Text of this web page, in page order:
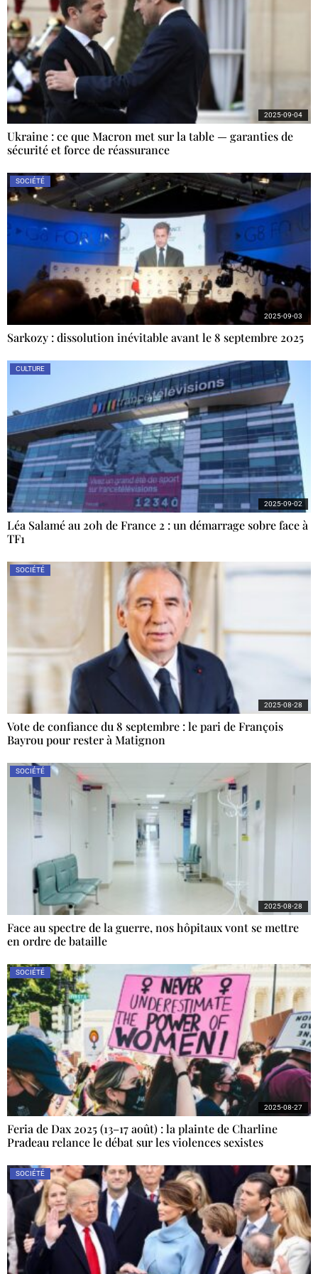
Ukraine : ce que Macron met sur la table — garanties de
sécurité et force de réassurance
2025-09-04
SOCIÉTÉ
Sarkozy : dissolution inévitable avant le 8 septembre 2025
2025-09-03
CULTURE
Léa Salamé au 20h de France 2 : un démarrage sobre face à
TF1
2025-09-02
SOCIÉTÉ
Vote de confiance du 8 septembre : le pari de François
Bayrou pour rester à Matignon
2025-08-28
SOCIÉTÉ
Face au spectre de la guerre, nos hôpitaux vont se mettre
en ordre de bataille
2025-08-28
SOCIÉTÉ
Feria de Dax 2025 (13–17 août) : la plainte de Charline
Pradeau relance le débat sur les violences sexistes
2025-08-27
SOCIÉTÉ